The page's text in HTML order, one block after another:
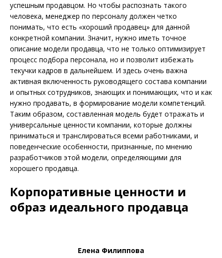
успешным продавцом. Но чтобы распознать такого
человека, менеджер по персоналу должен четко
понимать, что есть «хороший продавец» для данной
конкретной компании. Значит, нужно иметь точное
описание модели продавца, что не только оптимизирует
процесс подбора персонала, но и позволит избежать
текучки кадров в дальнейшем. И здесь очень важна
активная включенность руководящего состава компании
и опытных сотрудников, знающих и понимающих, что и как
нужно продавать, в формирование модели компетенций.
Таким образом, составленная модель будет отражать и
универсальные ценности компании, которые должны
приниматься и транслироваться всеми работниками, и
поведенческие особенности, признанные, по мнению
разработчиков этой модели, определяющими для
хорошего продавца.
Корпоративные ценности и
образ идеального продавца
Елена Филиппова